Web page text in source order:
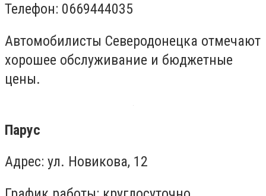
Телефон: 0669444035
Автомобилисты Северодонецка отмечают
хорошее обслуживание и бюджетные
цены.
Парус
Адрес: ул. Новикова, 12